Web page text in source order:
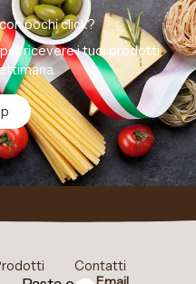
pochi click?
ricevere i tuoi prodotti
Contatti